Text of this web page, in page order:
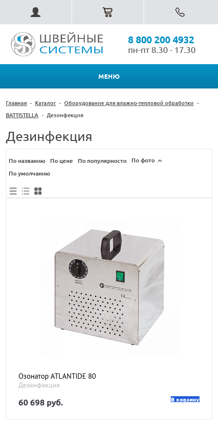
8 800 200 4932
пн-пт 8.30 - 17.30
МЕНЮ
Главная - Каталог - Оборудование для влажно-тепловой обработки -
BATTISTELLA - Дезинфекция
Дезинфекция
По названию По цене По популярности По фото
По умолчанию
Озонатор ATLANTIDE 80
Дезинфекция
60 698 руб. В корзину